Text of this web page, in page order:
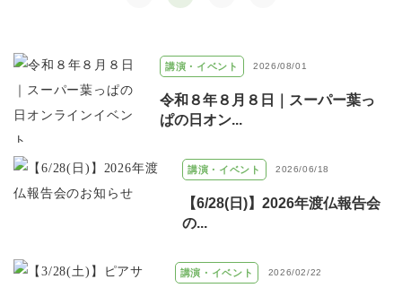
講演・イベント 2026/08/01
令和８年８月８日｜スーパー葉っ
ぱの日オン...
講演・イベント 2026/06/18
【6/28(日)】2026年渡仏報告会
の...
講演・イベント 2026/02/22